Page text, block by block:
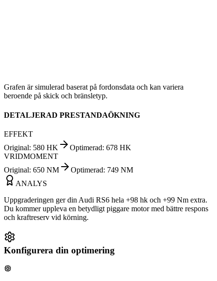
Grafen är simulerad baserat på fordonsdata och kan variera
beroende på skick och bränsletyp.
DETALJERAD PRESTANDAÖKNING
EFFEKT
Original: 580 HK Optimerad: 678 HK
VRIDMOMENT
Original: 650 NM Optimerad: 749 NM
ANALYS
Uppgraderingen ger din Audi RS6 hela +98 hk och +99 Nm extra.
Du kommer uppleva en betydligt piggare motor med bättre respons
och kraftreserv vid körning.
Konfigurera din optimering